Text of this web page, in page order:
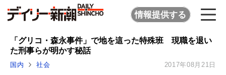
情報提供する
「グリコ・森永事件」で地を這った特殊班 現職を退い
た刑事らが明かす秘話
国内 社会 2017年08月21日